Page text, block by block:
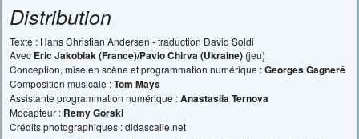
Distribution
Texte : Hans Christian Andersen - traduction David Soldi
Avec Eric Jakobiak (France)/Pavlo Chirva (Ukraine) (jeu)
Conception, mise en scène et programmation numérique :Georges Gagneré
Composition musicale :Tom Mays
Assistante programmation numérique :Anastasiia Ternova
Mocapteur : Remy Gorski
Crédits photographiques : didascalie.net